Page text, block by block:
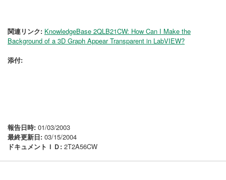
関連リンク: KnowledgeBase 2QLB21CW: How Can I Make the
Background of a 3D Graph Appear Transparent in LabVIEW?
添付:
報告日時: 01/03/2003
最終更新日: 03/15/2004
ドキュメントＩＤ: 2T2A56CW